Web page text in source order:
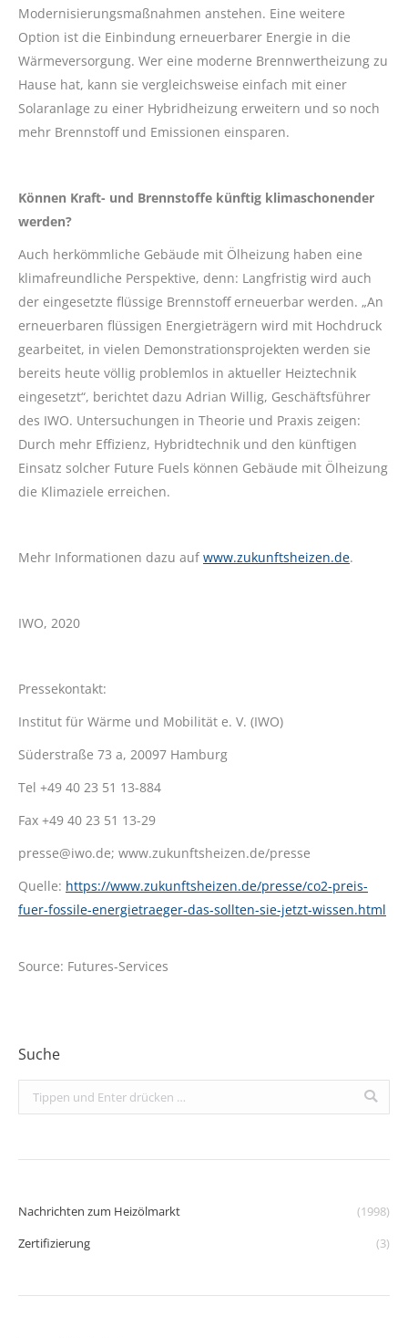
Modernisierungsmaßnahmen anstehen. Eine weitere
Option ist die Einbindung erneuerbarer Energie in die
Wärmeversorgung. Wer eine moderne Brennwertheizung zu
Hause hat, kann sie vergleichsweise einfach mit einer
Solaranlage zu einer Hybridheizung erweitern und so noch
mehr Brennstoff und Emissionen einsparen.
Können Kraft- und Brennstoffe künftig klimaschonender
werden?
Auch herkömmliche Gebäude mit Ölheizung haben eine
klimafreundliche Perspektive, denn: Langfristig wird auch
der eingesetzte flüssige Brennstoff erneuerbar werden. „An
erneuerbaren flüssigen Energieträgern wird mit Hochdruck
gearbeitet, in vielen Demonstrationsprojekten werden sie
bereits heute völlig problemlos in aktueller Heiztechnik
eingesetzt“, berichtet dazu Adrian Willig, Geschäftsführer
des IWO. Untersuchungen in Theorie und Praxis zeigen:
Durch mehr Effizienz, Hybridtechnik und den künftigen
Einsatz solcher Future Fuels können Gebäude mit Ölheizung
die Klimaziele erreichen.
Mehr Informationen dazu auf www.zukunftsheizen.de.
IWO, 2020
Pressekontakt:
Institut für Wärme und Mobilität e. V. (IWO)
Süderstraße 73 a, 20097 Hamburg
Tel +49 40 23 51 13-884
Fax +49 40 23 51 13-29
presse@iwo.de; www.zukunftsheizen.de/presse
Quelle: https://www.zukunftsheizen.de/presse/co2-preis-
fuer-fossile-energietraeger-das-sollten-sie-jetzt-wissen.html
Source: Futures-Services
Suche
Search:
Nachrichten zum Heizölmarkt
(1998)
Zertifizierung
(3)